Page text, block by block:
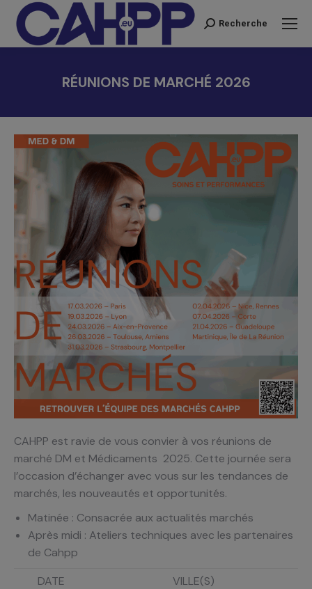
Recherche
Recherche
RÉUNIONS DE MARCHÉ 2026
CAHPP est ravie de vous convier à vos réunions de
marché DM et Médicaments 2025. Cette journée sera
l’occasion d’échanger avec vous sur les tendances de
marchés, les nouveautés et opportunités.
Matinée : Consacrée aux actualités marchés
Après midi : Ateliers techniques avec les partenaires
de Cahpp
DATE
VILLE(S)